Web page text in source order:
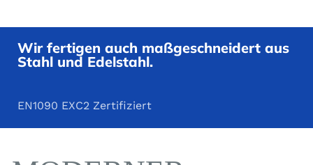
Wir fertigen auch maßgeschneidert aus
Stahl und Edelstahl.
EN1090 EXC2 Zertifiziert